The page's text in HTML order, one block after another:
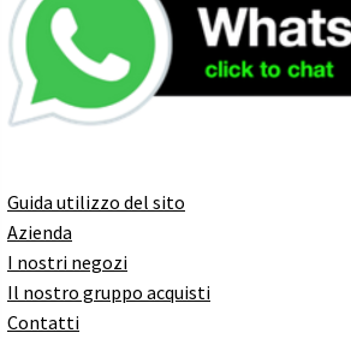
Guida utilizzo del sito
Azienda
I nostri negozi
Il nostro gruppo acquisti
Contatti